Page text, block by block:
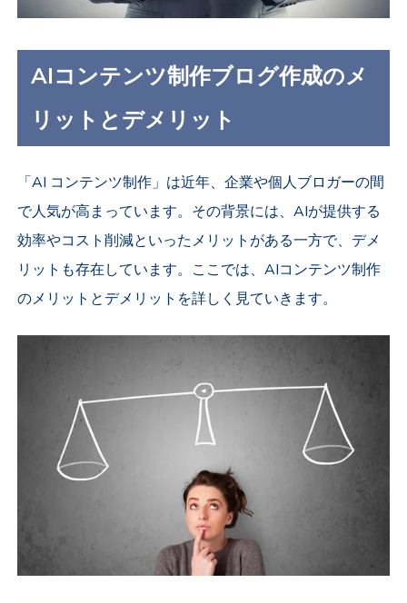
AIコンテンツ制作ブログ作成のメ
リットとデメリット
「AI コンテンツ制作」は近年、企業や個人ブロガーの間
で人気が高まっています。その背景には、AIが提供する
効率やコスト削減といったメリットがある一方で、デメ
リットも存在しています。ここでは、AIコンテンツ制作
のメリットとデメリットを詳しく見ていきます。